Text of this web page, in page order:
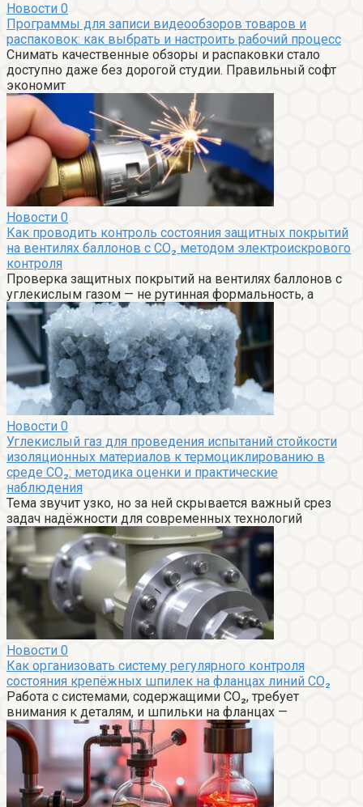
Новости 0
Программы для записи видеообзоров товаров и
распаковок: как выбрать и настроить рабочий процесс
Снимать качественные обзоры и распаковки стало
доступно даже без дорогой студии. Правильный софт
экономит
Новости 0
Как проводить контроль состояния защитных покрытий
на вентилях баллонов с CO₂ методом электроискрового
контроля
Проверка защитных покрытий на вентилях баллонов с
углекислым газом — не рутинная формальность, а
Новости 0
Углекислый газ для проведения испытаний стойкости
изоляционных материалов к термоциклированию в
среде CO₂: методика оценки и практические
наблюдения
Тема звучит узко, но за ней скрывается важный срез
задач надёжности для современных технологий
Новости 0
Как организовать систему регулярного контроля
состояния крепёжных шпилек на фланцах линий CO₂
Работа с системами, содержащими CO₂, требует
внимания к деталям, и шпильки на фланцах —